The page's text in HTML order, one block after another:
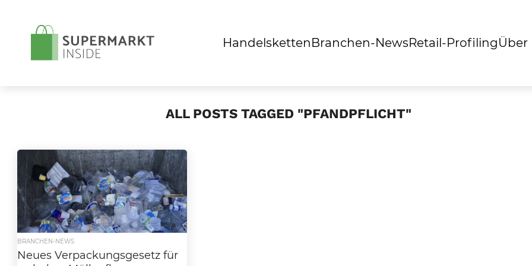
Handelsketten Branchen-NewsRetail-ProfilingÜber
ALL POSTS TAGGED "PFANDPFLICHT"
BRANCHEN-NEWS
Neues Verpackungsgesetz für